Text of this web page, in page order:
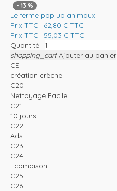
- 13 %
Le ferme pop up animaux
Prix TTC : 62,80 € TTC
Prix TTC : 55,03 € TTC
Quantité :
shopping_cart Ajouter au panier
CE
création crèche
C20
Nettoyage Facile
C21
10 jours
C22
Ads
C23
C24
Ecomaison
C25
C26